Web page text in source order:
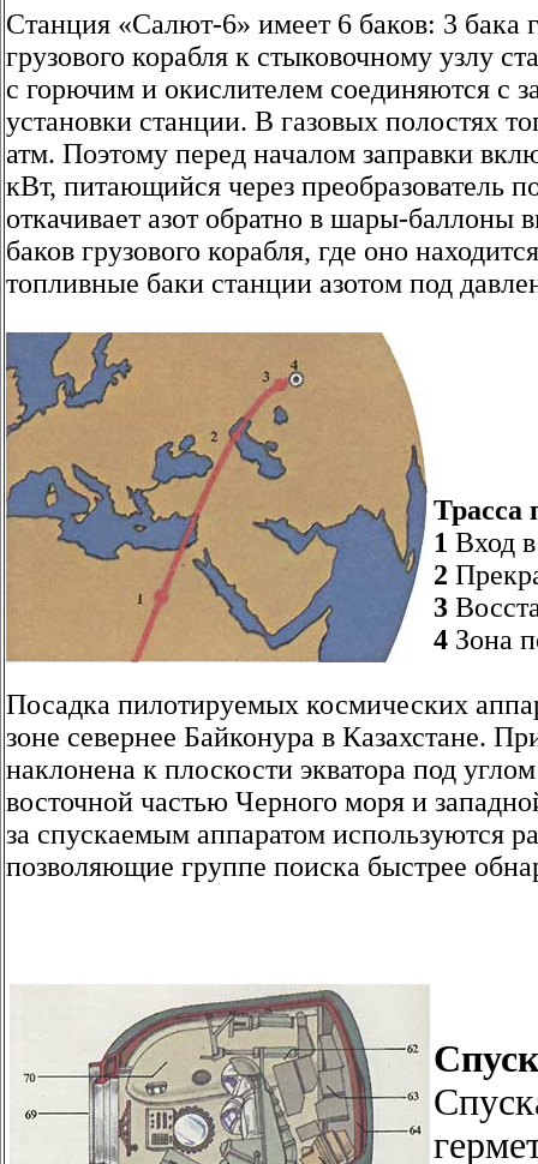
Станция «Салют-6» имеет 6 баков: 3 бака
грузового корабля к стыковочному узлу
с горючим и окислителем соединяются с
установки станции. В газовых полостях
атм. Поэтому перед началом заправки
кВт, питающийся через преобразователь
откачивает азот обратно в шары-баллоны
баков грузового корабля, где оно
топливные баки станции азотом под
Трасса
1 Вход
2
3
4 Зона
Посадка пилотируемых космических
зоне севернее Байконура в Казахстане.
наклонена к плоскости экватора под
восточной частью Черного моря и
за спускаемым аппаратом используются
позволяющие группе поиска быстрее